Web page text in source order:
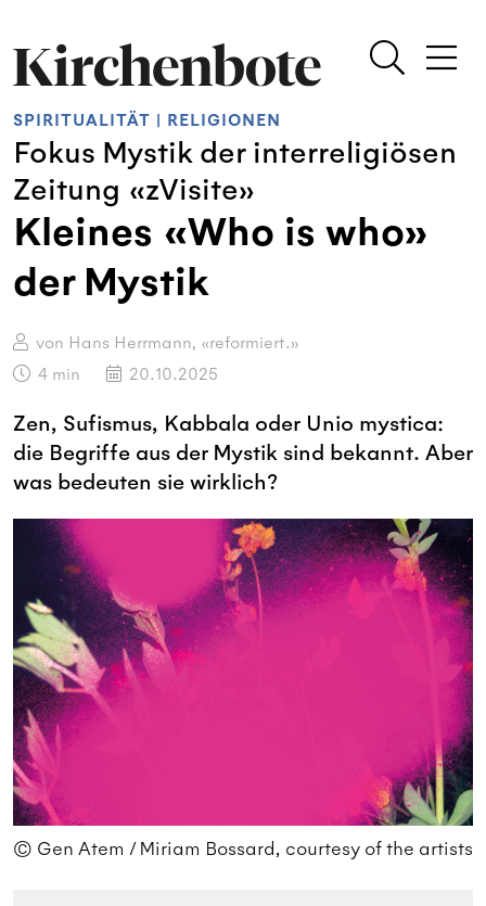
SPIRITUALITÄT RELIGIONEN
Fokus Mystik der interreligiösen
Zeitung «zVisite»
Kleines «Who is who»
der Mystik
von Hans Herrmann, «reformiert.»
4 min 20.10.2025
Zen, Sufismus, Kabbala oder Unio mystica:
die Begriffe aus der Mystik sind bekannt. Aber
was bedeuten sie wirklich?
© Gen Atem / Miriam Bossard, courtesy of the artists